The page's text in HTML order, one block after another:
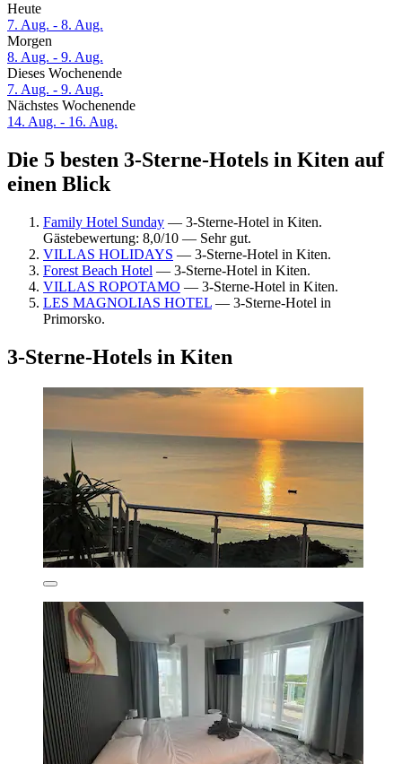
Heute
7. Aug. - 8. Aug.
Morgen
8. Aug. - 9. Aug.
Dieses Wochenende
7. Aug. - 9. Aug.
Nächstes Wochenende
14. Aug. - 16. Aug.
Die 5 besten 3-Sterne-Hotels in Kiten auf
einen Blick
Family Hotel Sunday — 3-Sterne-Hotel in Kiten.
Gästebewertung: 8,0/10 — Sehr gut.
VILLAS HOLIDAYS — 3-Sterne-Hotel in Kiten.
Forest Beach Hotel — 3-Sterne-Hotel in Kiten.
VILLAS ROPOTAMO — 3-Sterne-Hotel in Kiten.
LES MAGNOLIAS HOTEL — 3-Sterne-Hotel in
Primorsko.
3-Sterne-Hotels in Kiten